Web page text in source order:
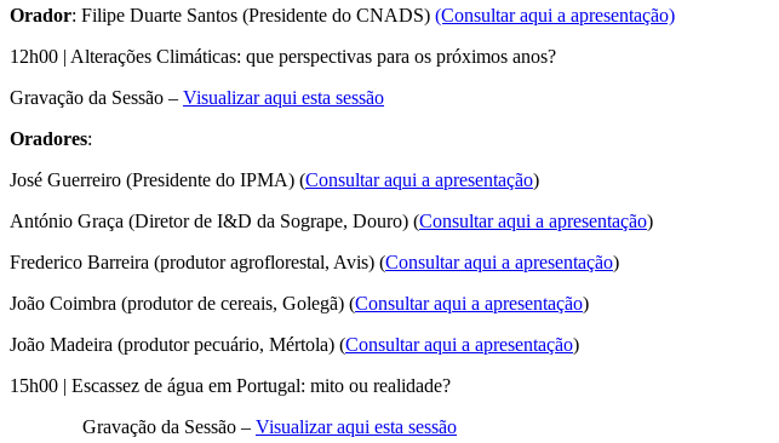
Orador: Filipe Duarte Santos (Presidente do CNADS) (Consultar aqui a apresentação)
12h00 | Alterações Climáticas: que perspectivas para os próximos anos?
Gravação da Sessão – Visualizar aqui esta sessão
Oradores:
José Guerreiro (Presidente do IPMA) (Consultar aqui a apresentação)
António Graça (Diretor de I&D da Sogrape, Douro) (Consultar aqui a apresentação)
Frederico Barreira (produtor agroflorestal, Avis) (Consultar aqui a apresentação)
João Coimbra (produtor de cereais, Golegã) (Consultar aqui a apresentação)
João Madeira (produtor pecuário, Mértola) (Consultar aqui a apresentação)
15h00 | Escassez de água em Portugal: mito ou realidade?
Gravação da Sessão – Visualizar aqui esta sessão